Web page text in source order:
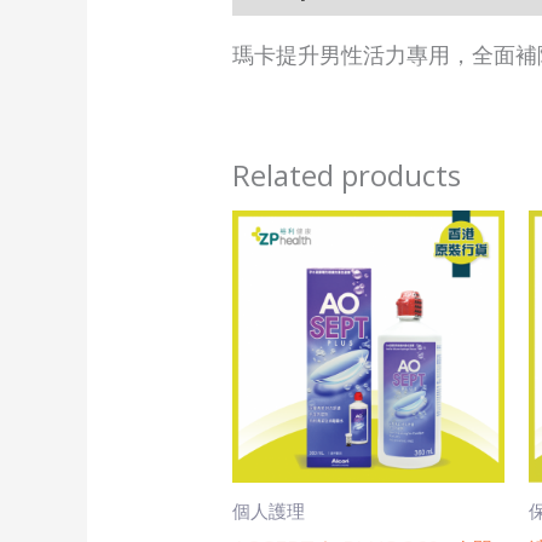
瑪卡提升男性活力專用，全面
Related products
個人護理